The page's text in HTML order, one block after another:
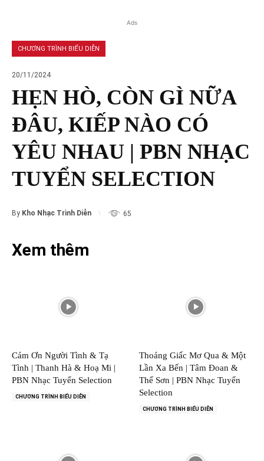
Ads
CHƯƠNG TRÌNH BIỂU DIỄN
20/11/2024
HẸN HÒ, CÒN GÌ NỮA
ĐÂU, KIẾP NÀO CÓ
YÊU NHAU | PBN NHẠC
TUYỂN SELECTION
By Kho Nhạc Trình Diễn 65
Xem thêm
Cám Ơn Người Tình & Tạ
Tình | Thanh Hà & Hoạ Mi |
PBN Nhạc Tuyển Selection
CHƯƠNG TRÌNH BIỂU DIỄN
Thoáng Giấc Mơ Qua & Một
Lần Xa Bến | Tâm Đoan &
Thế Sơn | PBN Nhạc Tuyển
Selection
CHƯƠNG TRÌNH BIỂU DIỄN